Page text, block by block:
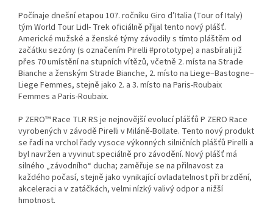
Počínaje dnešní etapou 107. ročníku Giro d’Italia (Tour of Italy)
tým World Tour Lidl- Trek oficiálně přijal tento nový plášť.
Americké mužské a ženské týmy závodily s tímto pláštěm od
začátku sezóny (s označením Pirelli #prototype) a nasbírali již
přes 70 umístění na stupních vítězů, včetně 2. místa na Strade
Bianche a ženským Strade Bianche, 2. místo na Liege–Bastogne–
Liege Femmes, stejně jako 2. a 3. místo na Paris-Roubaix
Femmes a Paris-Roubaix.
P ZERO™ Race TLR RS je nejnovější evolucí plášťů P ZERO Race
vyrobených v závodě Pirelli v Miláně-Bollate. Tento nový produkt
se řadí na vrchol řady vysoce výkonných silničních plášťů Pirelli a
byl navržen a vyvinut speciálně pro závodění. Nový plášť má
silného „závodního“ ducha; zaměřuje se na přilnavost za
každého počasí, stejně jako vynikající ovladatelnost při brzdění,
akceleraci a v zatáčkách, velmi nízký valivý odpor a nižší
hmotnost.